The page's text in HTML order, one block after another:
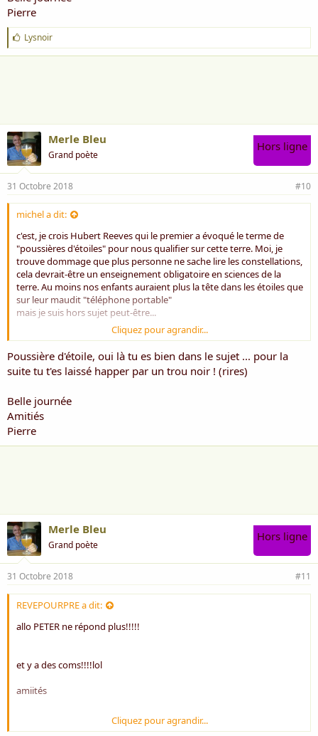
Pierre
J
'
a
Lysnoir
Merle Bleu
Grand poète
Hors ligne
31 Octobre 2018 #10
michel a dit:
c'est, je crois Hubert Reeves qui le premier a évoqué le terme de
"poussières d'étoiles" pour nous qualifier sur cette terre. Moi, je
trouve dommage que plus personne ne sache lire les constellations,
cela devrait-être un enseignement obligatoire en sciences de la
terre. Au moins nos enfants auraient plus la tête dans les étoiles que
sur leur maudit "téléphone portable"
mais je suis hors sujet peut-être...
michel
Cliquez pour agrandir...
Poussière d'étoile, oui là tu es bien dans le sujet ... pour la
suite tu t'es laissé happer par un trou noir ! (rires)
Belle journée
Amitiés
Pierre
Merle Bleu
Grand poète
Hors ligne
31 Octobre 2018 #11
REVEPOURPRE a dit:
allo PETER ne répond plus!!!!!
et y a des coms!!!!lol
amiités
RP
Cliquez pour agrandir...